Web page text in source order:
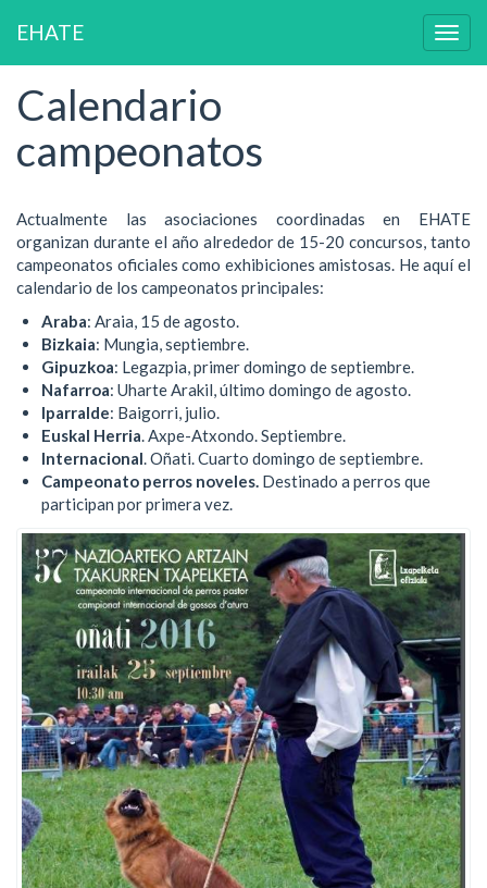
Pasar
principal
EHATE
Calendario
campeonatos
Actualmente las asociaciones coordinadas en EHATE
organizan durante el año alrededor de 15-20 concursos, tanto
campeonatos oficiales como exhibiciones amistosas. He aquí el
calendario de los campeonatos principales:
Araba: Araia, 15 de agosto.
Bizkaia: Mungia, septiembre.
Gipuzkoa: Legazpia, primer domingo de septiembre.
Nafarroa: Uharte Arakil, último domingo de agosto.
Iparralde: Baigorri, julio.
Euskal Herria. Axpe-Atxondo. Septiembre.
Internacional. Oñati. Cuarto domingo de septiembre.
Campeonato perros noveles. Destinado a perros que
participan por primera vez.